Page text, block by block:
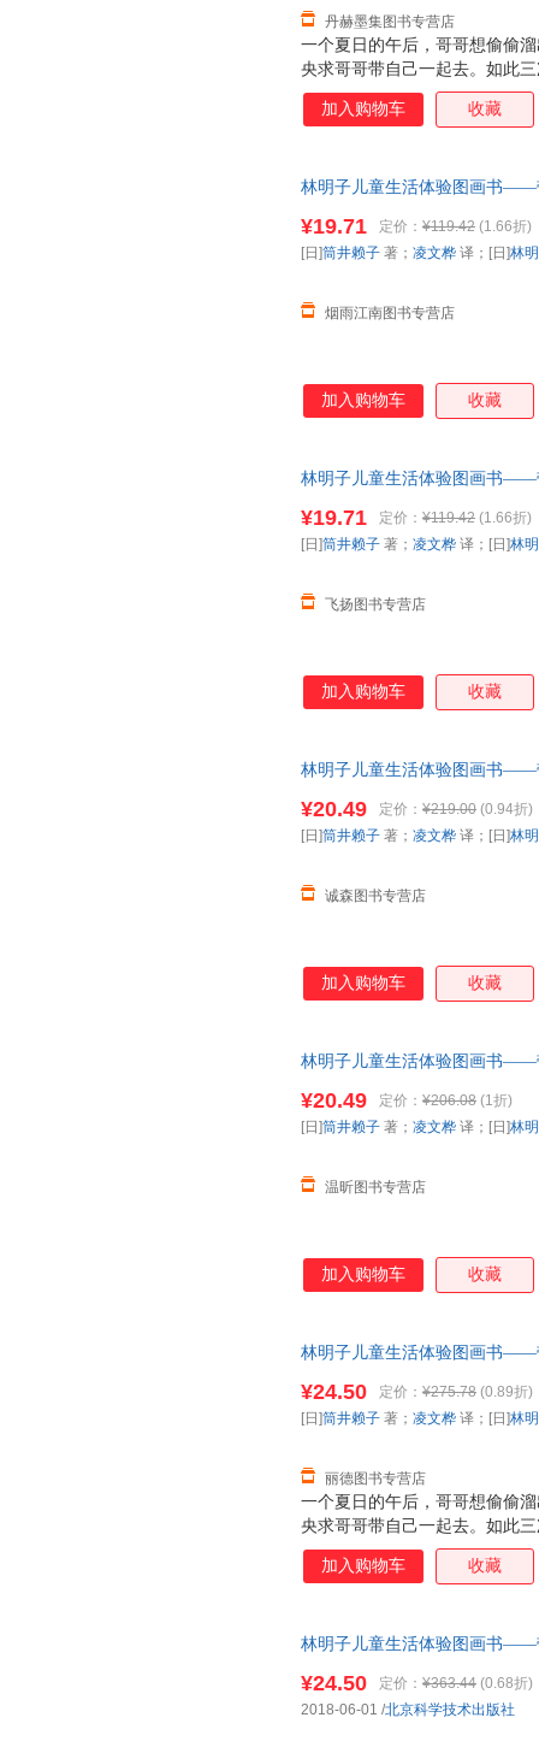
一个夏日的午后，哥哥想偷偷
央求哥哥带自己一起去。如此
去。那一刻，妹妹欢呼雀跃着
来不及穿鞋子，拖拉着鞋就跟
丹赫墨集图书专营店
加入购物车 收藏
林明子儿童生活体验图画书——
为单本而非一套，电子发票！
¥19.71 定价： ¥119.42 (1.66折)
烟雨江南图书专营店
[日]筒井赖子 著； 凌文桦 译；[日]林
加入购物车 收藏
林明子儿童生活体验图画书——
套，电子发票！
¥19.71 定价： ¥119.42 (1.66折)
飞扬图书专营店
[日]筒井赖子 著； 凌文桦 译；[日]林
加入购物车 收藏
林明子儿童生活体验图画书——
套，电子发票。
¥20.49 定价： ¥219.00 (0.94折)
诚森图书专营店
[日]筒井赖子 著； 凌文桦 译；[日]林
加入购物车 收藏
林明子儿童生活体验图画书——
服，欢迎选购！
¥20.49 定价： ¥206.08 (1折)
温昕图书专营店
[日]筒井赖子 著； 凌文桦 译；[日]林
加入购物车 收藏
林明子儿童生活体验图画书——
套，电子发票！
一个夏日的午后，哥哥想偷偷
央求哥哥带自己一起去。如此
去。那一刻，妹妹欢呼雀跃着
来不及穿鞋子，拖拉着鞋就跟
¥24.50 定价： ¥275.78 (0.89折)
丽德图书专营店
[日]筒井赖子 著； 凌文桦 译；[日]林
加入购物车 收藏
林明子儿童生活体验图画书——
套，电子发票！
¥24.50 定价： ¥363.44 (0.68折)
2018-06-01 /北京科学技术出版社